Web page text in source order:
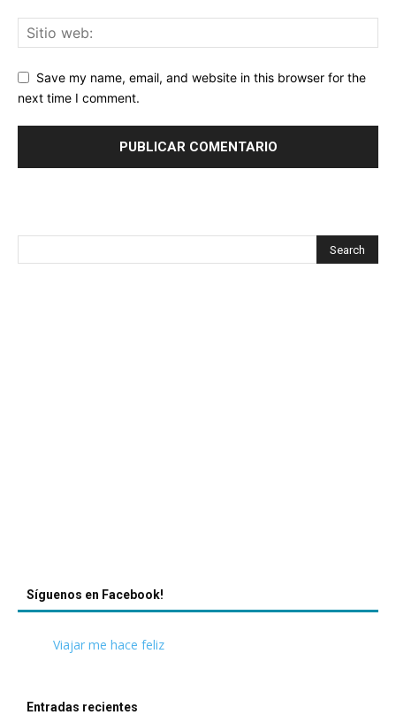
Save my name, email, and website in this browser for the
next time I comment.
Síguenos en Facebook!
Viajar me hace feliz
Entradas recientes